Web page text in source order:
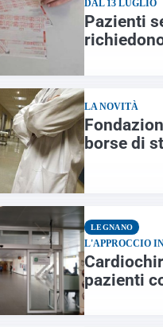
DAL 13 LUGLIO
Pazienti
LA NOVITÀ
borse di
LEGNANO
L'APPROCCIO
pazienti